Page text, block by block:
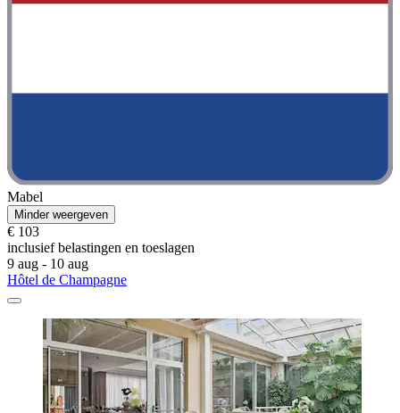
Mabel
Minder weergeven
€ 103
inclusief belastingen en toeslagen
9 aug - 10 aug
Hôtel de Champagne